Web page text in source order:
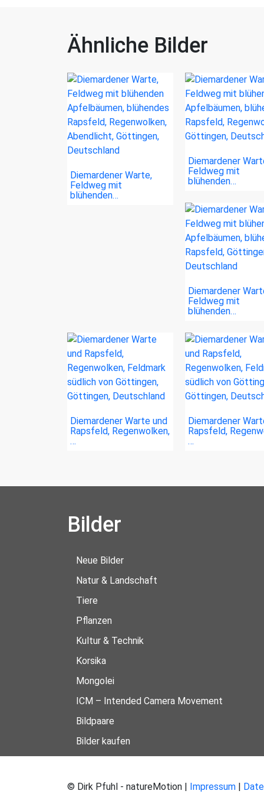
Ähnliche Bilder
Diemardener Warte,
Feldweg mit
blühenden…
Diemardener
Feldweg mit
blühenden…
Diemardener
Feldweg mit
blühenden…
Diemardener Warte und
Rapsfeld, Regenwolken,
…
Diemardener
Rapsfeld,
…
Bilder
Neue Bilder
Natur & Landschaft
Tiere
Pflanzen
Kultur & Technik
Korsika
Mongolei
ICM – Intended Camera Movement
Bildpaare
Bilder kaufen
© Dirk Pfuhl - natureMotion | Impressum |